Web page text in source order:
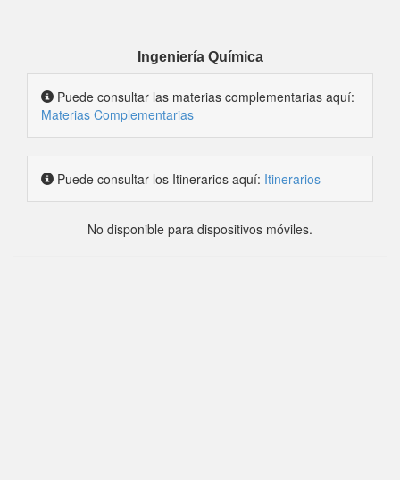
Ingeniería Química
Puede consultar las materias complementarias aquí:
Materias Complementarias
Puede consultar los Itinerarios aquí: Itinerarios
No disponible para dispositivos móviles.